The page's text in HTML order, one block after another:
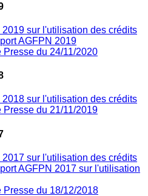
2019 sur l'utilisation des crédits
AGFPN 2019
du 24/11/2020
2018 sur l'utilisation des crédits
du 21/11/2019
2017 sur l'utilisation des crédits
AGFPN 2017 sur l'utilisation
Presse du 18/12/2018